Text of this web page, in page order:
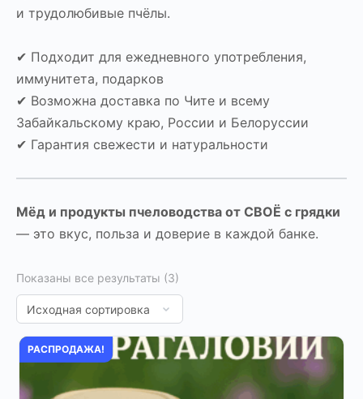
и трудолюбивые пчёлы.
✔ Подходит для ежедневного употребления,
иммунитета, подарков
✔ Возможна доставка по Чите и всему
Забайкальскому краю, России и Белоруссии
✔ Гарантия свежести и натуральности
Мёд и продукты пчеловодства от СВОЁ с грядки
— это вкус, польза и доверие в каждой банке.
Показаны все результаты (3)
РАСПРОДАЖА!